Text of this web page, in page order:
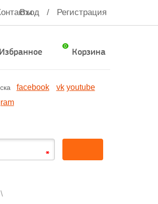
Вход / Регистрация
Избранное
0
Корзина
facebook vk youtube